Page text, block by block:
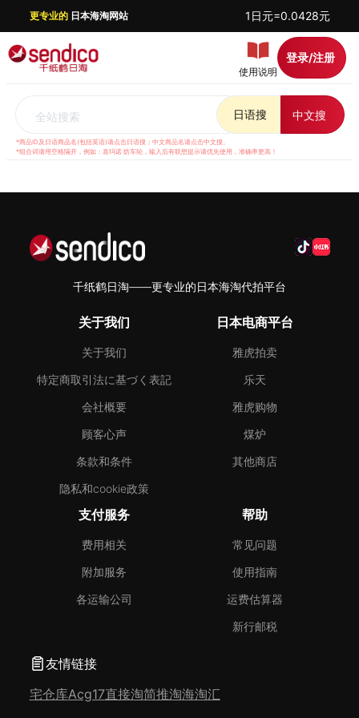
更专业的日本海淘网站 1日元=0.0428元
使用说明
登录/注册
全站搜索 日语搜 中文搜
*商品ID及日语商品名(包括英语)请点击日语搜；中文商品名请点击中文搜。
*组合词请用空格隔开，例如：喜玛诺 纺车轮，输入后有联想提示请优先使用，准确率更高！
千纸鹤日淘——更专业的日本海淘代拍平台
关于我们
关于我们
特定商取引法に基づく表記
会社概要
顾客心声
条款和条件
隐私和cookie政策
日本电商平台
雅虎拍卖
乐天
雅虎购物
煤炉
其他商店
支付服务
费用相关
附加服务
各运输公司
帮助
常见问题
使用指南
运费估算器
新行邮税
友情链接
宅仓库Acg17直接淘简推淘海淘汇